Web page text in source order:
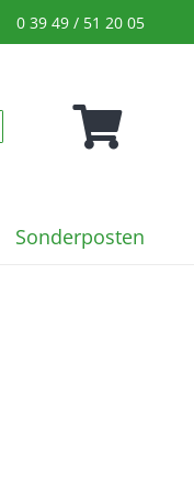
0 39 49 / 51 20 05
Sonderposten